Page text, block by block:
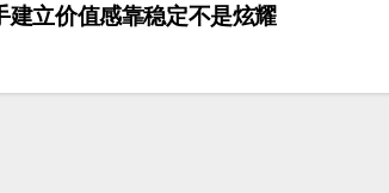
建立价值感靠稳定不是炫耀